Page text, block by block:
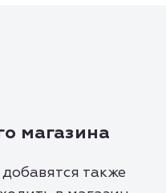
магазина
также